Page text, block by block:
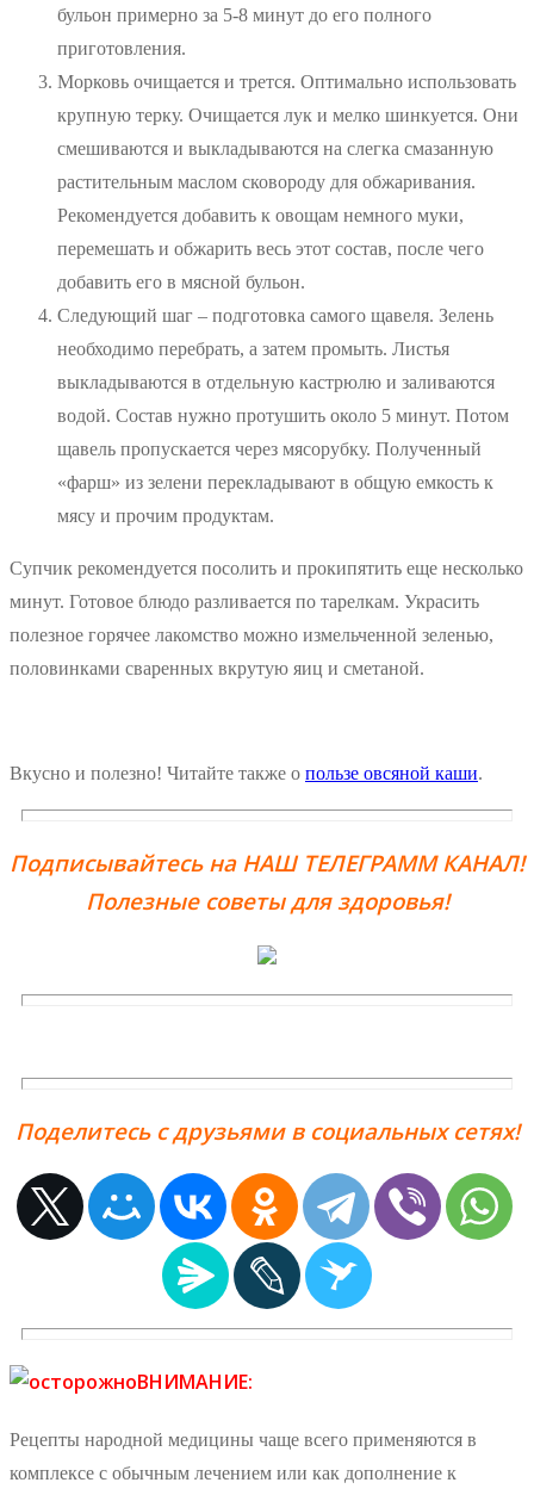
бульон примерно за 5-8 минут до его полного
приготовления.
Морковь очищается и трется. Оптимально использовать
крупную терку. Очищается лук и мелко шинкуется. Они
смешиваются и выкладываются на слегка смазанную
растительным маслом сковороду для обжаривания.
Рекомендуется добавить к овощам немного муки,
перемешать и обжарить весь этот состав, после чего
добавить его в мясной бульон.
Следующий шаг – подготовка самого щавеля. Зелень
необходимо перебрать, а затем промыть. Листья
выкладываются в отдельную кастрюлю и заливаются
водой. Состав нужно протушить около 5 минут. Потом
щавель пропускается через мясорубку. Полученный
«фарш» из зелени перекладывают в общую емкость к
мясу и прочим продуктам.
Супчик рекомендуется посолить и прокипятить еще несколько
минут. Готовое блюдо разливается по тарелкам. Украсить
полезное горячее лакомство можно измельченной зеленью,
половинками сваренных вкрутую яиц и сметаной.
Вкусно и полезно! Читайте также о пользе овсяной каши.
Подписывайтесь на НАШ ТЕЛЕГРАММ КАНАЛ!
Полезные советы для здоровья!
Поделитесь с друзьями в социальных сетях!
ВНИМАНИЕ:
Рецепты народной медицины чаще всего применяются в
комплексе с обычным лечением или как дополнение к